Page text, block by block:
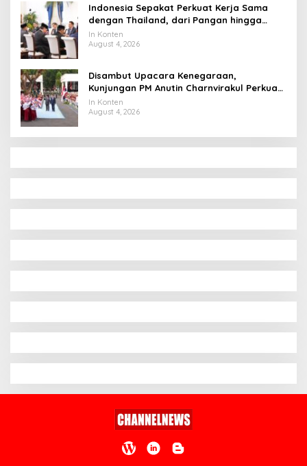
Indonesia Sepakat Perkuat Kerja Sama
dengan Thailand, dari Pangan hingga
Ekonomi Digital
In Konten
August 4, 2026
Disambut Upacara Kenegaraan,
Kunjungan PM Anutin Charnvirakul Perkuat
Hubungan Indonesia-Thailand
In Konten
August 4, 2026